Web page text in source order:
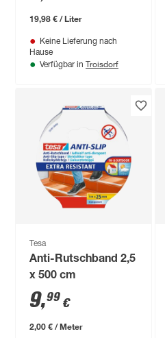
19,98 € / Liter
Keine Lieferung nach
Hause
Verfügbar in Troisdorf
Tesa
Anti-Rutschband 2,5
x 500 cm
9,99 €
2,00 € / Meter